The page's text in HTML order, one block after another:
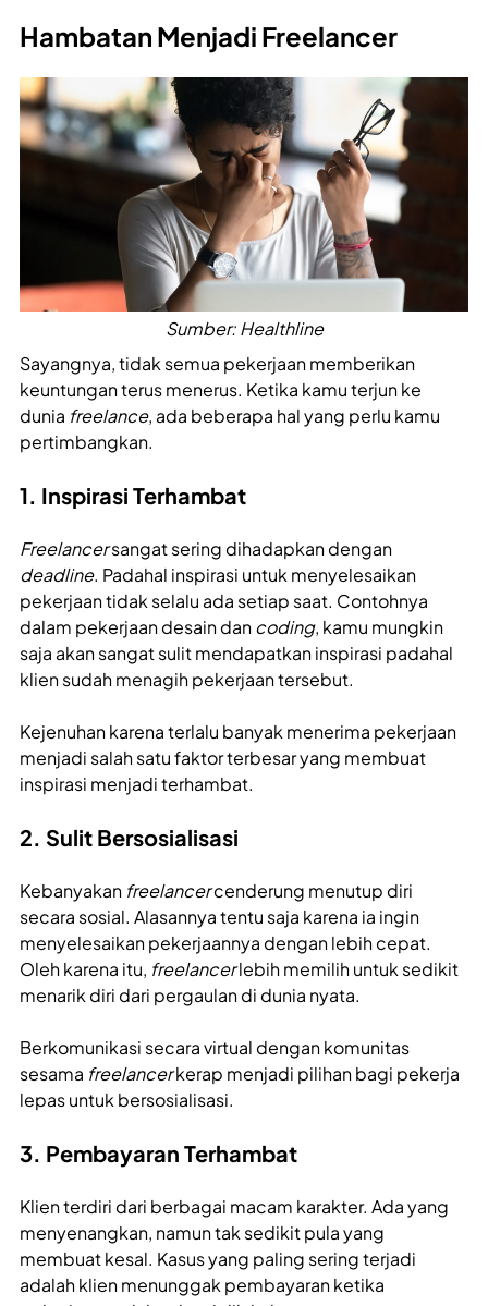
Hambatan Menjadi Freelancer
Sumber: Healthline
Sayangnya, tidak semua pekerjaan memberikan
keuntungan terus menerus. Ketika kamu terjun ke
dunia freelance, ada beberapa hal yang perlu kamu
pertimbangkan.
1. Inspirasi Terhambat
Freelancersangat sering dihadapkan dengan
deadline. Padahal inspirasi untuk menyelesaikan
pekerjaan tidak selalu ada setiap saat. Contohnya
dalam pekerjaan desain dancoding, kamu mungkin
saja akan sangat sulit mendapatkan inspirasi padahal
klien sudah menagih pekerjaan tersebut.
Kejenuhan karena terlalu banyak menerima pekerjaan
menjadi salah satu faktor terbesar yang membuat
inspirasi menjadi terhambat.
2. Sulit Bersosialisasi
Kebanyakan freelancercenderung menutup diri
secara sosial. Alasannya tentu saja karena ia ingin
menyelesaikan pekerjaannya dengan lebih cepat.
Oleh karena itu, freelancerlebih memilih untuk sedikit
menarik diri dari pergaulan di dunia nyata.
Berkomunikasi secara virtual dengan komunitas
sesama freelancerkerap menjadi pilihan bagi pekerja
lepas untuk bersosialisasi.
3. Pembayaran Terhambat
Klien terdiri dari berbagai macam karakter. Ada yang
menyenangkan, namun tak sedikit pula yang
membuat kesal. Kasus yang paling sering terjadi
adalah klien menunggak pembayaran ketika